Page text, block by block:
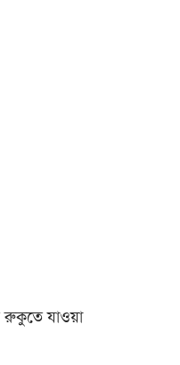
রুকুতে যাওয়া